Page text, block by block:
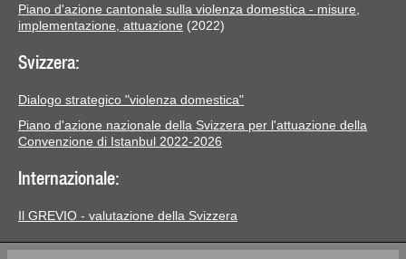
Piano d'azione cantonale sulla violenza domestica - misure,
implementazione, attuazione (2022)
Svizzera:
Dialogo strategico "violenza domestica"
Piano d'azione nazionale della Svizzera per l'attuazione della
Convenzione di Istanbul 2022-2026
Internazionale:
Il GREVIO - valutazione della Svizzera